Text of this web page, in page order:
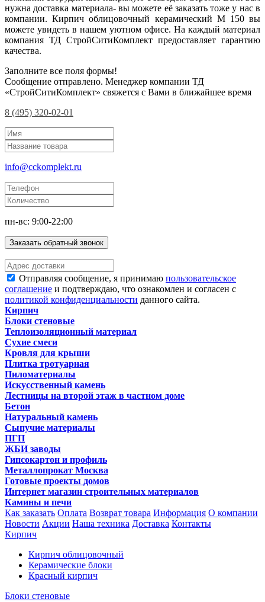
нужна доставка материала- вы можете её заказать тоже у нас в
компании. Кирпич облицовочный керамический М 150 вы
можете увидеть в нашем уютном офисе. На каждый материал
компания ТД СтройСитиКомплект предоставляет гарантию
качества.
Заполните все поля формы!
Сообщение отправлено. Менеджер компании ТД
«СтройСитиКомплект» свяжется с Вами в ближайшее время
8 (495) 320-02-01
info@cckomplekt.ru
пн-вс: 9:00-22:00
Заказать обратный звонок
Отправляя сообщение, я принимаю пользовательское
соглашение и подтверждаю, что ознакомлен и согласен с
политикой конфиденциальности данного сайта.
Кирпич
Блоки стеновые
Теплоизоляционный материал
Сухие смеси
Кровля для крыши
Плитка тротуарная
Пиломатериалы
Искусственный камень
Лестницы на второй этаж в частном доме
Бетон
Натуральный камень
Сыпучие материалы
ПГП
ЖБИ заводы
Гипсокартон и профиль
Металлопрокат Москва
Готовые проекты домов
Интернет магазин строительных материалов
Камины и печи
Как заказать Оплата Возврат товара Информация О компании
Новости Акции Наша техника Доставка Контакты
Кирпич
Кирпич облицовочный
Керамические блоки
Красный кирпич
Блоки стеновые